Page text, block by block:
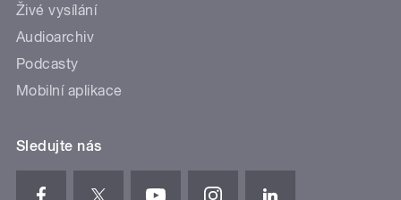
Živé vysílání
Audioarchiv
Podcasty
Mobilní aplikace
Sledujte nás